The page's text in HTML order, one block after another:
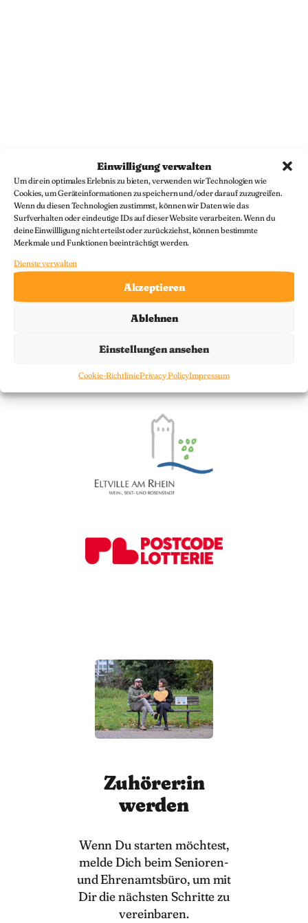
Einwilligung verwalten
Um dir ein optimales Erlebnis zu bieten, verwenden wir Technologien wie
Cookies, um Geräteinformationen zu speichern und/oder darauf zuzugreifen.
Wenn du diesen Technologien zustimmst, können wir Daten wie das
Surfverhalten oder eindeutige IDs auf dieser Website verarbeiten. Wenn du
deine Einwillligung nicht erteilst oder zurückziehst, können bestimmte
Merkmale und Funktionen beeinträchtigt werden.
Dienste verwalten
Akzeptieren
Ablehnen
Einstellungen ansehen
Cookie-RichtliniePrivacy PolicyImpressum
über uns
Senioren- und
Ehrenamtsbüro
Eltville
seniorenbuero@eltville.deoder
Zuhörer:in
werden
Wenn Du starten möchtest,
melde Dich beim Senioren-
und Ehrenamtsbüro, um mit
Dir die nächsten Schritte zu
vereinbaren.